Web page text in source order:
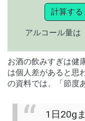
計算する
アルコール量は
お酒の飲みすぎは健
は個人差があると思
の資料では、「節度
1日20g